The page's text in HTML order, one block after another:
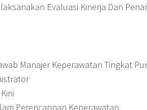
Evaluasi Kinerja Dan
Manajer Keperawatan Tingkat
Perencannan Keperawatan